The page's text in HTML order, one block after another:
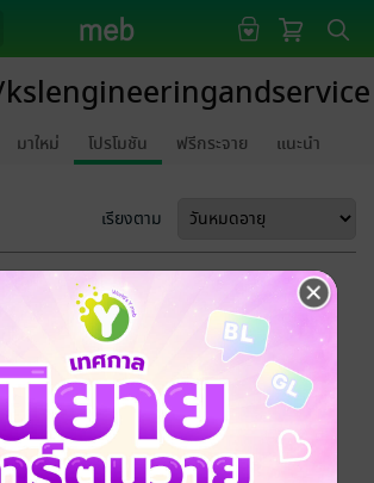
มาใหม่ โปรโมชัน ฟรีกระจาย แนะนำ
เรียงตาม
ขออภัยด้วยนะคะ
พบข้อมูลในหัวข้อที่คุณกำลังชมค่ะ